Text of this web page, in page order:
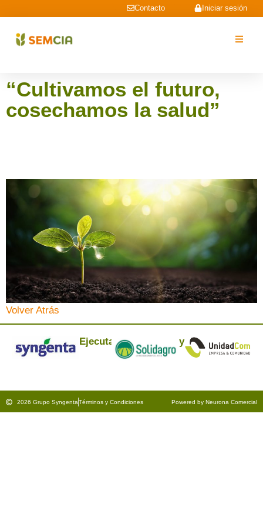
Iniciar sesión
Contacto
“Cultivamos el futuro,
cosechamos la salud”
Volver Atrás
Ejecuta: y
2026 Grupo SyngentaTérminos y Condiciones Powered by Neurona Comercial